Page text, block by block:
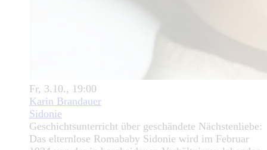
Fr, 3.10., 19:00
Karin Brandauer
Sidonie
Geschichtsunterricht über geschändete Nächstenliebe:
Das elternlose Romababy Sidonie wird im Februar